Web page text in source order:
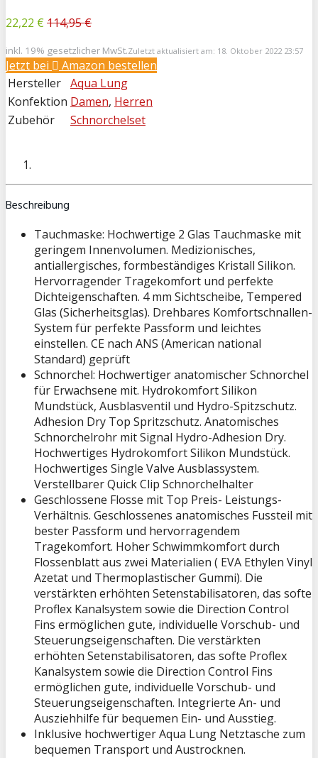
22,22 € 114,95 €
inkl. 19% gesetzlicher MwSt.Zuletzt aktualisiert am: 18. Oktober 2022 23:57
Jetzt bei
Amazon bestellen
Hersteller Aqua Lung
Konfektion Damen, Herren
Zubehör
Schnorchelset
Beschreibung
Tauchmaske: Hochwertige 2 Glas Tauchmaske mit
geringem Innenvolumen. Medizionisches,
antiallergisches, formbeständiges Kristall Silikon.
Hervorragender Tragekomfort und perfekte
Dichteigenschaften. 4 mm Sichtscheibe, Tempered
Glas (Sicherheitsglas). Drehbares Komfortschnallen-
System für perfekte Passform und leichtes
einstellen. CE nach ANS (American national
Standard) geprüft
Schnorchel: Hochwertiger anatomischer Schnorchel
für Erwachsene mit. Hydrokomfort Silikon
Mundstück, Ausblasventil und Hydro-Spitzschutz.
Adhesion Dry Top Spritzschutz. Anatomisches
Schnorchelrohr mit Signal Hydro-Adhesion Dry.
Hochwertiges Hydrokomfort Silikon Mundstück.
Hochwertiges Single Valve Ausblassystem.
Verstellbarer Quick Clip Schnorchelhalter
Geschlossene Flosse mit Top Preis- Leistungs-
Verhältnis. Geschlossenes anatomisches Fussteil mit
bester Passform und hervorragendem
Tragekomfort. Hoher Schwimmkomfort durch
Flossenblatt aus zwei Materialien ( EVA Ethylen Vinyl
Azetat und Thermoplastischer Gummi). Die
verstärkten erhöhten Setenstabilisatoren, das softe
Proflex Kanalsystem sowie die Direction Control
Fins ermöglichen gute, individuelle Vorschub- und
Steuerungseigenschaften. Die verstärkten
erhöhten Setenstabilisatoren, das softe Proflex
Kanalsystem sowie die Direction Control Fins
ermöglichen gute, individuelle Vorschub- und
Steuerungseigenschaften. Integrierte An- und
Ausziehhilfe für bequemen Ein- und Ausstieg.
Inklusive hochwertiger Aqua Lung Netztasche zum
bequemen Transport und Austrocknen.